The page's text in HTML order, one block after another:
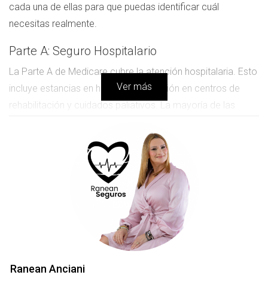
cada una de ellas para que puedas identificar cuál
necesitas realmente.
Parte A: Seguro Hospitalario
La Parte A de Medicare cubre la atención hospitalaria. Esto
incluye estancias en hospitales, atención en centros de
rehabilitación y cuidados paliativos. La mayoría de las
Parte A si han trabajado y pagado impuestos durante al
menos 10 años. Es importante tener en cuenta que aunque
no pagues una prima, sí puedes enfrentar deducibles y
Parte B: Seguro Médico
La Parte B cubre servicios médicos como consultas con
médicos, atención ambulatoria y algunos servicios
preventivos. A diferencia de la Parte A, la Parte B requiere
Ver más
Ranean Anciani